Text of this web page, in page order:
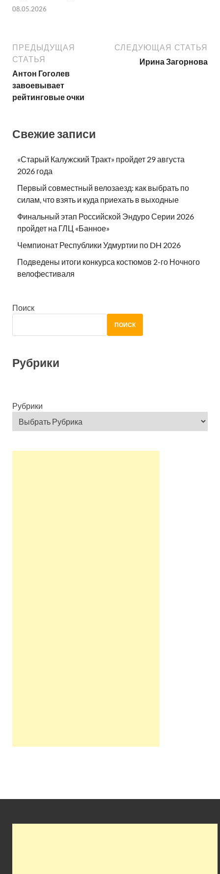
08.05.2026
ПРЕДЫДУЩАЯ
СТАТЬЯ
Антон Гоголев
завоевывает
рейтинговые очки
СЛЕДУЮЩАЯ СТАТЬЯ
Ирина Загорнова
Свежие записи
«Старый Калужский Тракт» пройдет 29 августа
2026 года
Первый совместный велозаезд: как выбрать по
силам, что взять и куда приехать в выходные
Финальный этап Российской Эндуро Серии 2026
пройдет на ГЛЦ «Банное»
Чемпионат Республики Удмуртии по DH 2026
Подведены итоги конкурса костюмов 2-го Ночного
велофестиваля
Поиск
ПОИСК
Рубрики
Рубрики